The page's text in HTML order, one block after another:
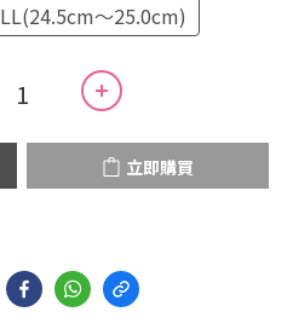
LL(24.5cm～25.0cm)
立即購買